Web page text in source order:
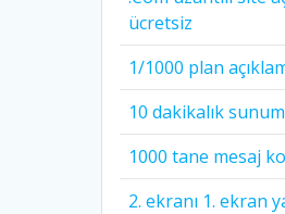
ücretsiz
1/1000 plan
10 dakikalık
1000 tane mesaj
2. ekranı 1. ekran